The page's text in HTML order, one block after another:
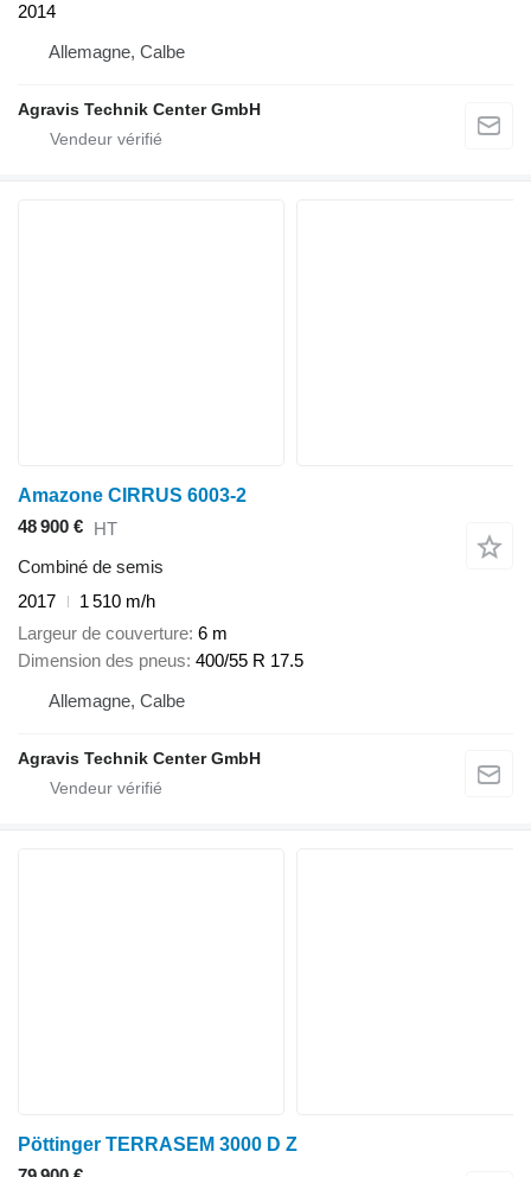
2014
Allemagne, Calbe
Agravis Technik Center GmbH
Amazone CIRRUS 6003-2
48 900 € HT
Combiné de semis
2017
1 510 m/h
Largeur de couverture 6 m
Dimension des pneus 400/55 R 17.5
Allemagne, Calbe
Agravis Technik Center GmbH
Pöttinger TERRASEM 3000 D Z